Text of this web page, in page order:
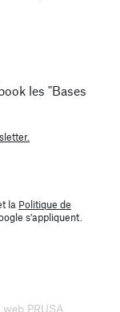
les "Bases
la Politique de
s'appliquent.
PRUSA